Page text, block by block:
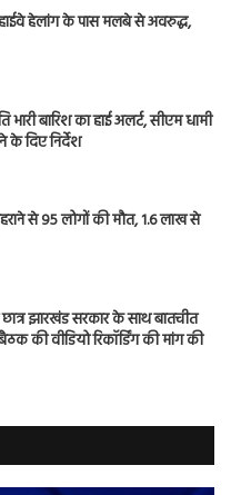
हेलांग के पास मलबे से अवरुद्ध,
भारी बारिश का हाई अलर्ट, सीएम धामी
के दिए निर्देश
से 95 लोगों की मौत, 1.6 लाख से
छात्र झारखंड सरकार के साथ बातचीत
की वीडियो रिकॉर्डिंग की मांग की